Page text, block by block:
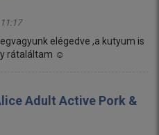
elégedve ,a kutyum is
rátaláltam ☺️
Adult Active Pork &